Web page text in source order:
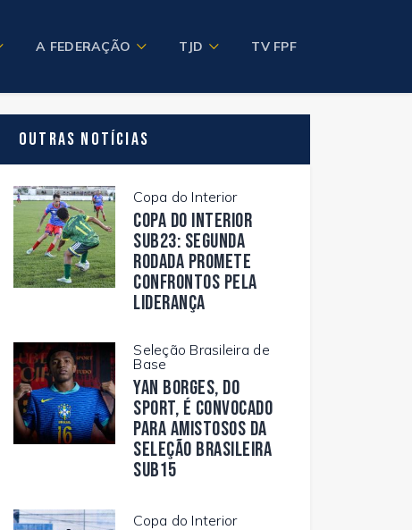
A FEDERAÇÃO TJD TV FPF
Outras Notícias
Copa do Interior
Copa do Interior
Sub23: segunda
rodada promete
confrontos pela
liderança
Seleção Brasileira de
Base
Yan Borges, do
Sport, é convocado
para amistosos da
Seleção Brasileira
Sub15
Copa do Interior